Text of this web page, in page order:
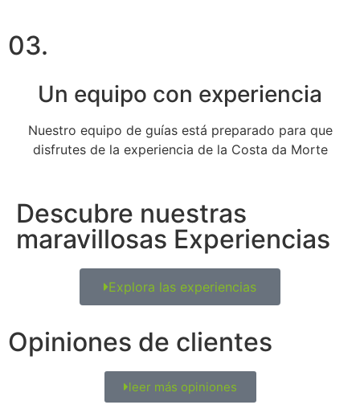
03.
Un equipo con experiencia
Nuestro equipo de guías está preparado para que
disfrutes de la experiencia de la Costa da Morte
Descubre nuestras
maravillosas Experiencias
Explora las experiencias
Opiniones de clientes
leer más opiniones